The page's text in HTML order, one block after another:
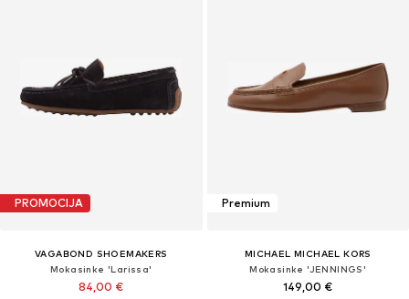
PROMOCIJA
VAGABOND SHOEMAKERS
Mokasinke 'Larissa'
84,00 €
Premium
MICHAEL MICHAEL KORS
Mokasinke 'JENNINGS'
149,00 €